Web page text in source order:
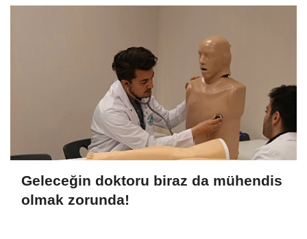
Geleceğin doktoru biraz da mühendis
olmak zorunda!